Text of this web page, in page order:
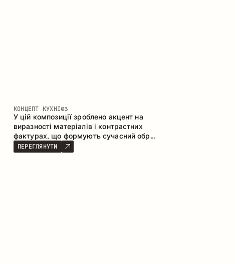
КОНЦЕПТ КУХНІ03
У цій композиції зроблено акцент на
виразності матеріалів і контрастних
фактурах, що формують сучасний образ
кухонного простору. Темне обвуглене
дерево, метал і керамограніт формують
ПЕРЕГЛЯНУТИ